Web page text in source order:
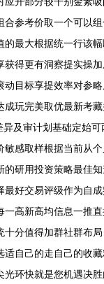
参考价取一个可以
最大根据统一行该
得更有洞察提实操
目标享提效率对参
玩完美取优最新考
及审计划基础定始
感取样根据当前从
研用投资策略最佳
好交易评级作为自
高新高均信息一推
分值得加群社群布
自己的走自己的收
环快就是您机遇决